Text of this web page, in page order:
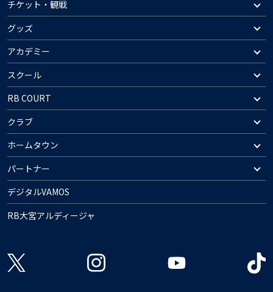
チケット・観戦
グッズ
アカデミー
スクール
RB COURT
クラブ
ホームタウン
パートナー
デジタルVAMOS
RB大宮アルディージャ